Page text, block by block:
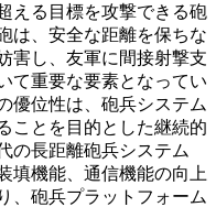
える目標を攻撃できる砲
は、安全な距離を保ちな
害し、友軍に間接射撃支
て重要な要素となってい
優位性は、砲兵システム
ことを目的とした継続的
の長距離砲兵システム
填機能、通信機能の向上
、砲兵プラットフォーム